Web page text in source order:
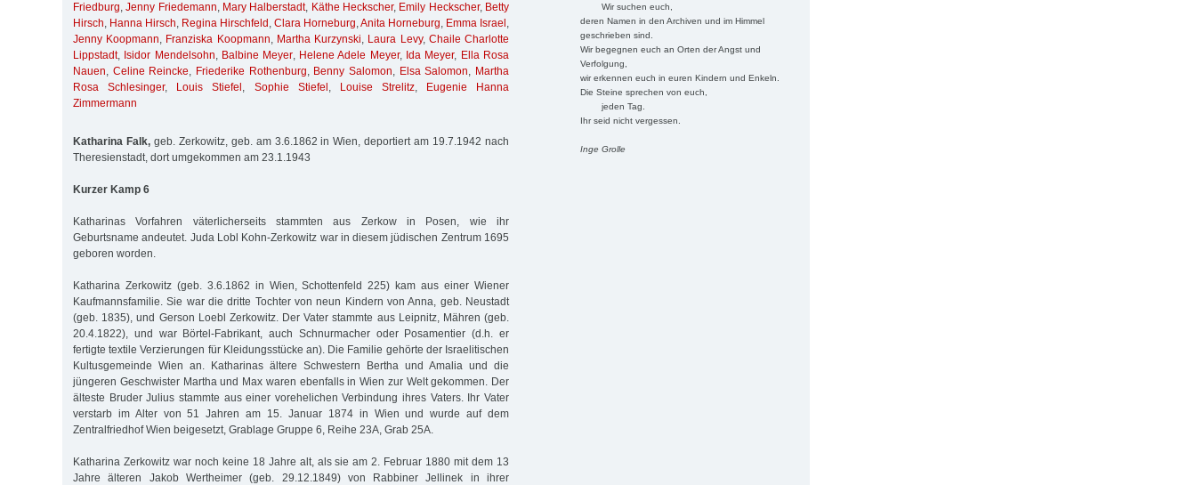
Wir suchen euch,
deren Namen in den Archiven und im Himmel
geschrieben sind.
Wir begegnen euch an Orten der Angst und
Verfolgung,
wir erkennen euch in euren Kindern und Enkeln.
Die Steine sprechen von euch,
jeden Tag.
Ihr seid nicht vergessen.
Inge Grolle
Friedburg,Jenny Friedemann, Mary Halberstadt, Käthe Heckscher, Emily Heckscher, Betty
Hirsch, Hanna Hirsch, Regina Hirschfeld , Clara Horneburg,Anita Horneburg, Emma Israel ,
Jenny Koopmann, Franziska Koopmann, Martha Kurzynski, Laura Levy, Chaile Charlotte
Lippstadt, Isidor Mendelsohn, Balbine Meyer, Helene Adele Meyer, Ida Meyer, Ella Rosa
Nauen, Celine Reincke, Friederike Rothenburg, Benny Salomon, Elsa Salomon, Martha
Rosa Schlesinger, Louis Stiefel , Sophie Stiefel , Louise Strelitz,
Eugenie Hanna
Zimmermann
Katharina Falk,geb. Zerkowitz, geb. am 3.6.1862 in Wien, deportiert am 19.7.1942 nach
Theresienstadt, dort umgekommen am 23.1.1943
Kurzer Kamp 6
Katharinas Vorfahren väterlicherseits stammten aus Zerkow in Posen, wie ihr
Geburtsname andeutet. Juda Lobl Kohn-Zerkowitz war in diesem jüdischen Zentrum 1695
geboren worden.
Katharina Zerkowitz (geb. 3.6.1862 in Wien, Schottenfeld 225) kam aus einer Wiener
Kaufmannsfamilie. Sie war die dritte Tochter von neun Kindern von Anna, geb. Neustadt
(geb. 1835), und Gerson Loebl Zerkowitz. Der Vater stammte aus Leipnitz, Mähren (geb.
20.4.1822), und war Börtel-Fabrikant, auch Schnurmacher oder Posamentier (d.h. er
fertigte textile Verzierungen für Kleidungsstücke an). Die Familie gehörte der Israelitischen
Kultusgemeinde Wien an. Katharinas ältere Schwestern Bertha und Amalia und die
jüngeren Geschwister Martha und Max waren ebenfalls in Wien zur Welt gekommen. Der
älteste Bruder Julius stammte aus einer vorehelichen Verbindung ihres Vaters. Ihr Vater
verstarb im Alter von 51 Jahren am 15. Januar 1874 in Wien und wurde auf dem
Zentralfriedhof Wien beigesetzt, Grablage Gruppe 6, Reihe 23A, Grab 25A.
Katharina Zerkowitz war noch keine 18 Jahre alt, als sie am 2. Februar 1880 mit dem 13
Jahre älteren Jakob Wertheimer (geb. 29.12.1849) von Rabbiner Jellinek in ihrer